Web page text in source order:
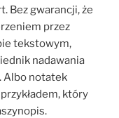
Bez gwarancji, że
przez
tekstowym,
nadawania
Albo notatek
który